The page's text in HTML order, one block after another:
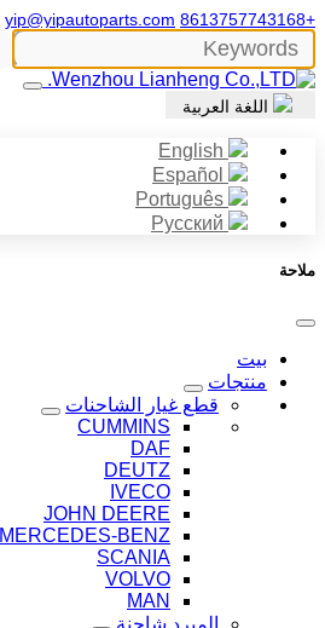
+8613757743168
yip@yipautoparts.com
اللغة العربية
ملاحة
بيت
منتجات
قطع غيار الشاحنات
CUMMINS
DAF
DEUTZ
IVECO
JOHN DEERE
MERCEDES-BENZ
SCANIA
VOLVO
MAN